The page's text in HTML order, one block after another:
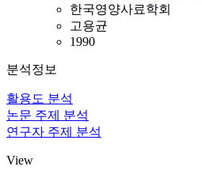
한국영양사료학회
고용균
1990
분석정보
활용도 분석
논문 주제 분석
연구자 주제 분석
View